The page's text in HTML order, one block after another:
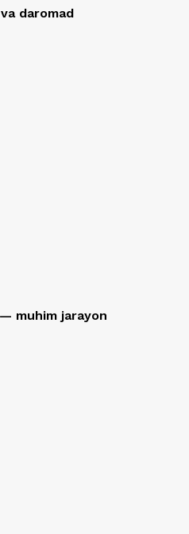
daromad
muhim jarayon